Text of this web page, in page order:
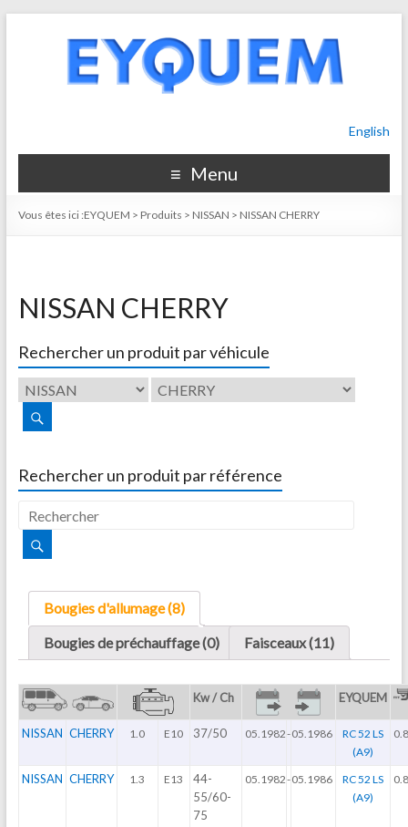
English
Menu
Vous êtes ici :EYQUEM > Produits > NISSAN > NISSAN CHERRY
NISSAN CHERRY
Rechercher un produit par véhicule
Rechercher un produit par référence
Bougies d'allumage (8)
Bougies de préchauffage (0)
Faisceaux (11)
Kw / Ch EYQUEM
NISSAN CHERRY 1.0 E10 37/50 05.1982-05.1986
RC 52 LS
(A9)
0.8
NISSAN CHERRY 1.3 E13
44-
55/60-
75
05.1982-05.1986
RC 52 LS
(A9)
0.8